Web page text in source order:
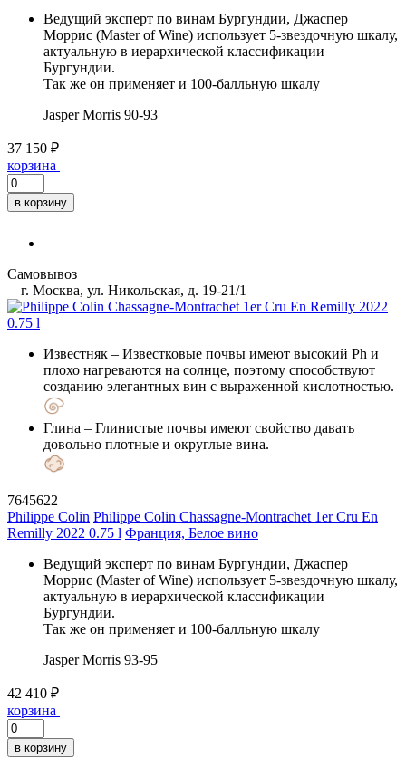
Ведущий эксперт по винам Бургундии, Джаспер
Моррис (Master of Wine) использует 5-звездочную шкалу,
актуальную в иерархической классификации
Бургундии.
Так же он применяет и 100-балльную шкалу
Jasper Morris 90-93
37 150 ₽
корзина
в корзину
Самовывоз
г. Москва, ул. Никольская, д. 19-21/1
Известняк – Известковые почвы имеют высокий Ph и
плохо нагреваются на солнце, поэтому способствуют
созданию элегантных вин с выраженной кислотностью.
Глина – Глинистые почвы имеют свойство давать
довольно плотные и округлые вина.
7645622
Philippe Colin Philippe Colin Chassagne-Montrachet 1er Cru En
Remilly 2022 0.75 l Франция, Белое вино
Ведущий эксперт по винам Бургундии, Джаспер
Моррис (Master of Wine) использует 5-звездочную шкалу,
актуальную в иерархической классификации
Бургундии.
Так же он применяет и 100-балльную шкалу
Jasper Morris 93-95
42 410 ₽
корзина
в корзину